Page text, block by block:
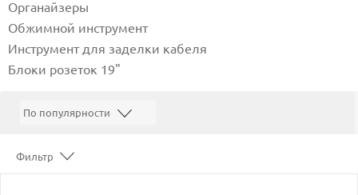
Органайзеры
Обжимной инструмент
Инструмент для заделки кабеля
Блоки розеток 19"
Фильтр